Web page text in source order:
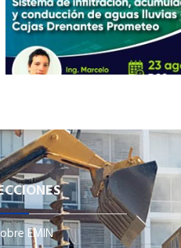
EMIN